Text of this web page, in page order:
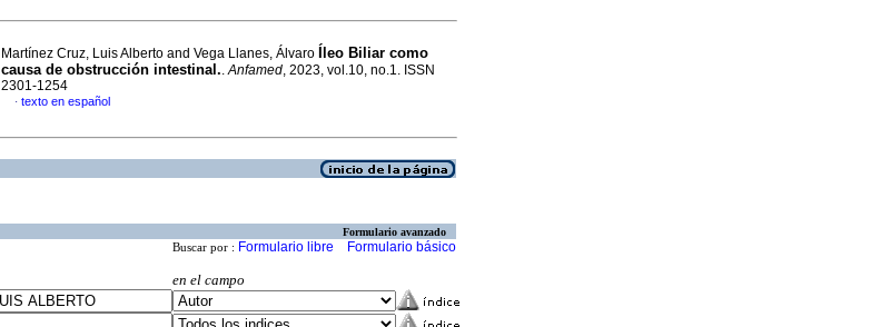
Martínez Cruz, Luis Alberto and Vega Llanes, Álvaro
Íleo Biliar como
causa de obstrucción intestinal..Anfamed, 2023, vol.10, no.1. ISSN
2301-1254
· texto en español
Formulario avanzado
Buscar por : Formulario libre Formulario básico
en el campo